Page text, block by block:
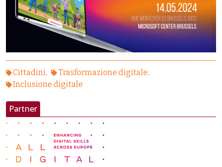
Cittadini
Trasformazione digitale
Inclusione digitale
Partner